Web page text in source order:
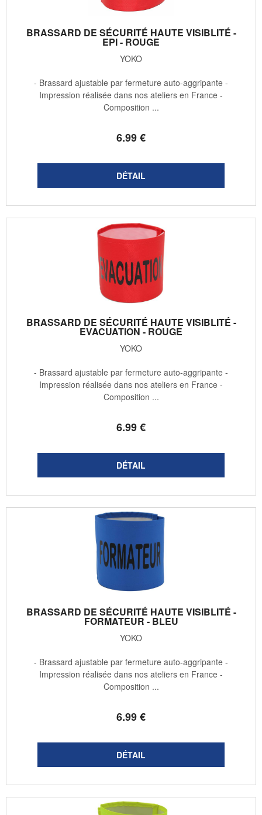
BRASSARD DE SÉCURITÉ HAUTE VISIBLITÉ -
EPI - ROUGE
YOKO
6.99€
- Brassard ajustable par fermeture auto-aggripante -
Impression réalisée dans nos ateliers en France -
Composition ...
BRASSARD DE SÉCURITÉ HAUTE VISIBLITÉ -
EVACUATION - ROUGE
YOKO
6.99€
- Brassard ajustable par fermeture auto-aggripante -
Impression réalisée dans nos ateliers en France -
Composition ...
BRASSARD DE SÉCURITÉ HAUTE VISIBLITÉ -
FORMATEUR - BLEU
YOKO
6.99€
- Brassard ajustable par fermeture auto-aggripante -
Impression réalisée dans nos ateliers en France -
Composition ...